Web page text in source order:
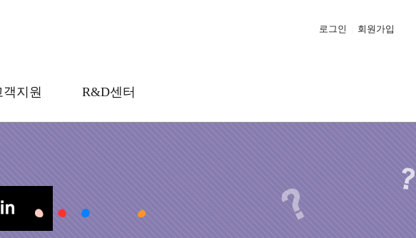
객지원 R&D센터
로그인 회원가입